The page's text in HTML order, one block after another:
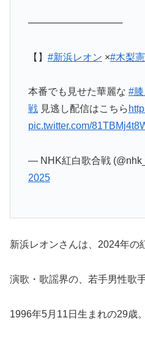
──────────────
【】 #新浜レオン ×#木梨
本番でも見せた華麗な #
戦見逃し配信はこちら
pic.twitter.com/
— NHK紅白歌合戦
2025
新浜レオンさんは、2024年の
演歌・歌謡界の、若手男性歌手
1996年5月11日生まれの29歳